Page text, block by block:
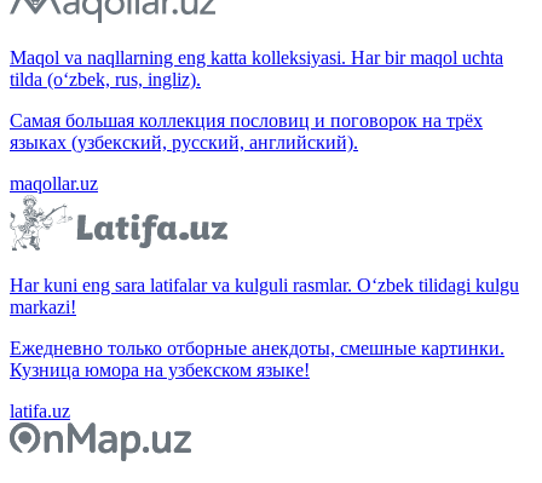
Maqol va naqllarning eng katta kolleksiyasi. Har bir maqol uchta
tilda (o‘zbek, rus, ingliz).
Самая большая коллекция пословиц и поговорок на трёх
языках (узбекский, русский, английский).
maqollar.uz
Har kuni eng sara latifalar va kulguli rasmlar. O‘zbek tilidagi kulgu
markazi!
Ежедневно только отборные анекдоты, смешные картинки.
Кузница юмора на узбекском языке!
latifa.uz